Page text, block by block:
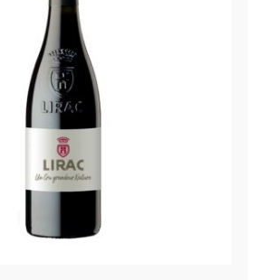
Maxime Delorme – Semi-
Carbo – Lirac Rouge